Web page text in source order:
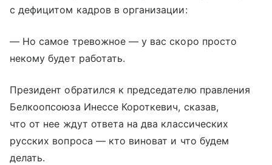
с дефицитом кадров в организации:
— Но самое тревожное — у вас скоро просто
некому будет работать.
Президент обратился к председателю правления
Белкоопсоюза Инессе Короткевич, сказав,
что от нее ждут ответа на два классических
русских вопроса — кто виноват и что будем
делать.